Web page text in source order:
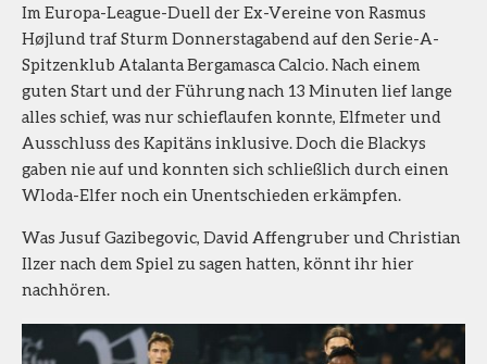
Im Europa-League-Duell der Ex-Vereine von Rasmus
Højlund traf Sturm Donnerstagabend auf den Serie-A-
Spitzenklub Atalanta Bergamasca Calcio. Nach einem
guten Start und der Führung nach 13 Minuten lief lange
alles schief, was nur schieflaufen konnte, Elfmeter und
Ausschluss des Kapitäns inklusive. Doch die Blackys
gaben nie auf und konnten sich schließlich durch einen
Wloda-Elfer noch ein Unentschieden erkämpfen.
Was Jusuf Gazibegovic, David Affengruber und Christian
Ilzer nach dem Spiel zu sagen hatten, könnt ihr hier
nachhören.